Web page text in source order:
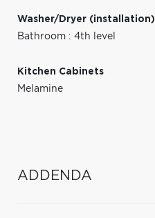
Washer/Dryer (installation)
Bathroom : 4th level
Kitchen Cabinets
Melamine
ADDENDA